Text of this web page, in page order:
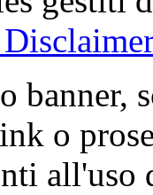
banner,
o
all'uso